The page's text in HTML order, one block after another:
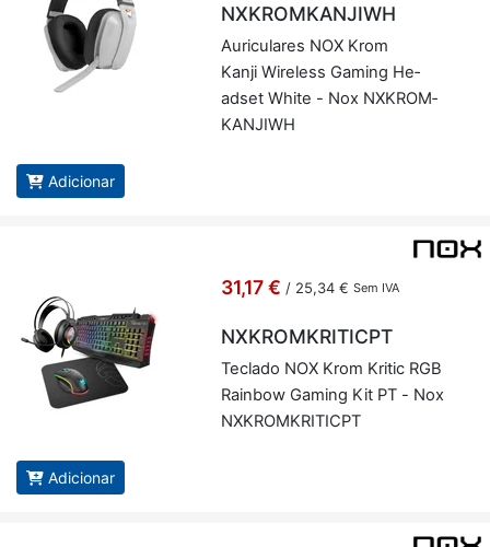
NXKROMKANJIWH
Au­ri­cu­lares NOX Krom
Kanji Wi­re­less Ga­ming He­
adset White - Nox NX­KROM­
KAN­JIWH
Adicionar
31,17 € / 25,34 € Sem IVA
NXKROMKRITICPT
Te­clado NOX Krom Kritic RGB
Rainbow Ga­ming Kit PT - Nox
NX­KROM­KRI­TICPT
Adicionar